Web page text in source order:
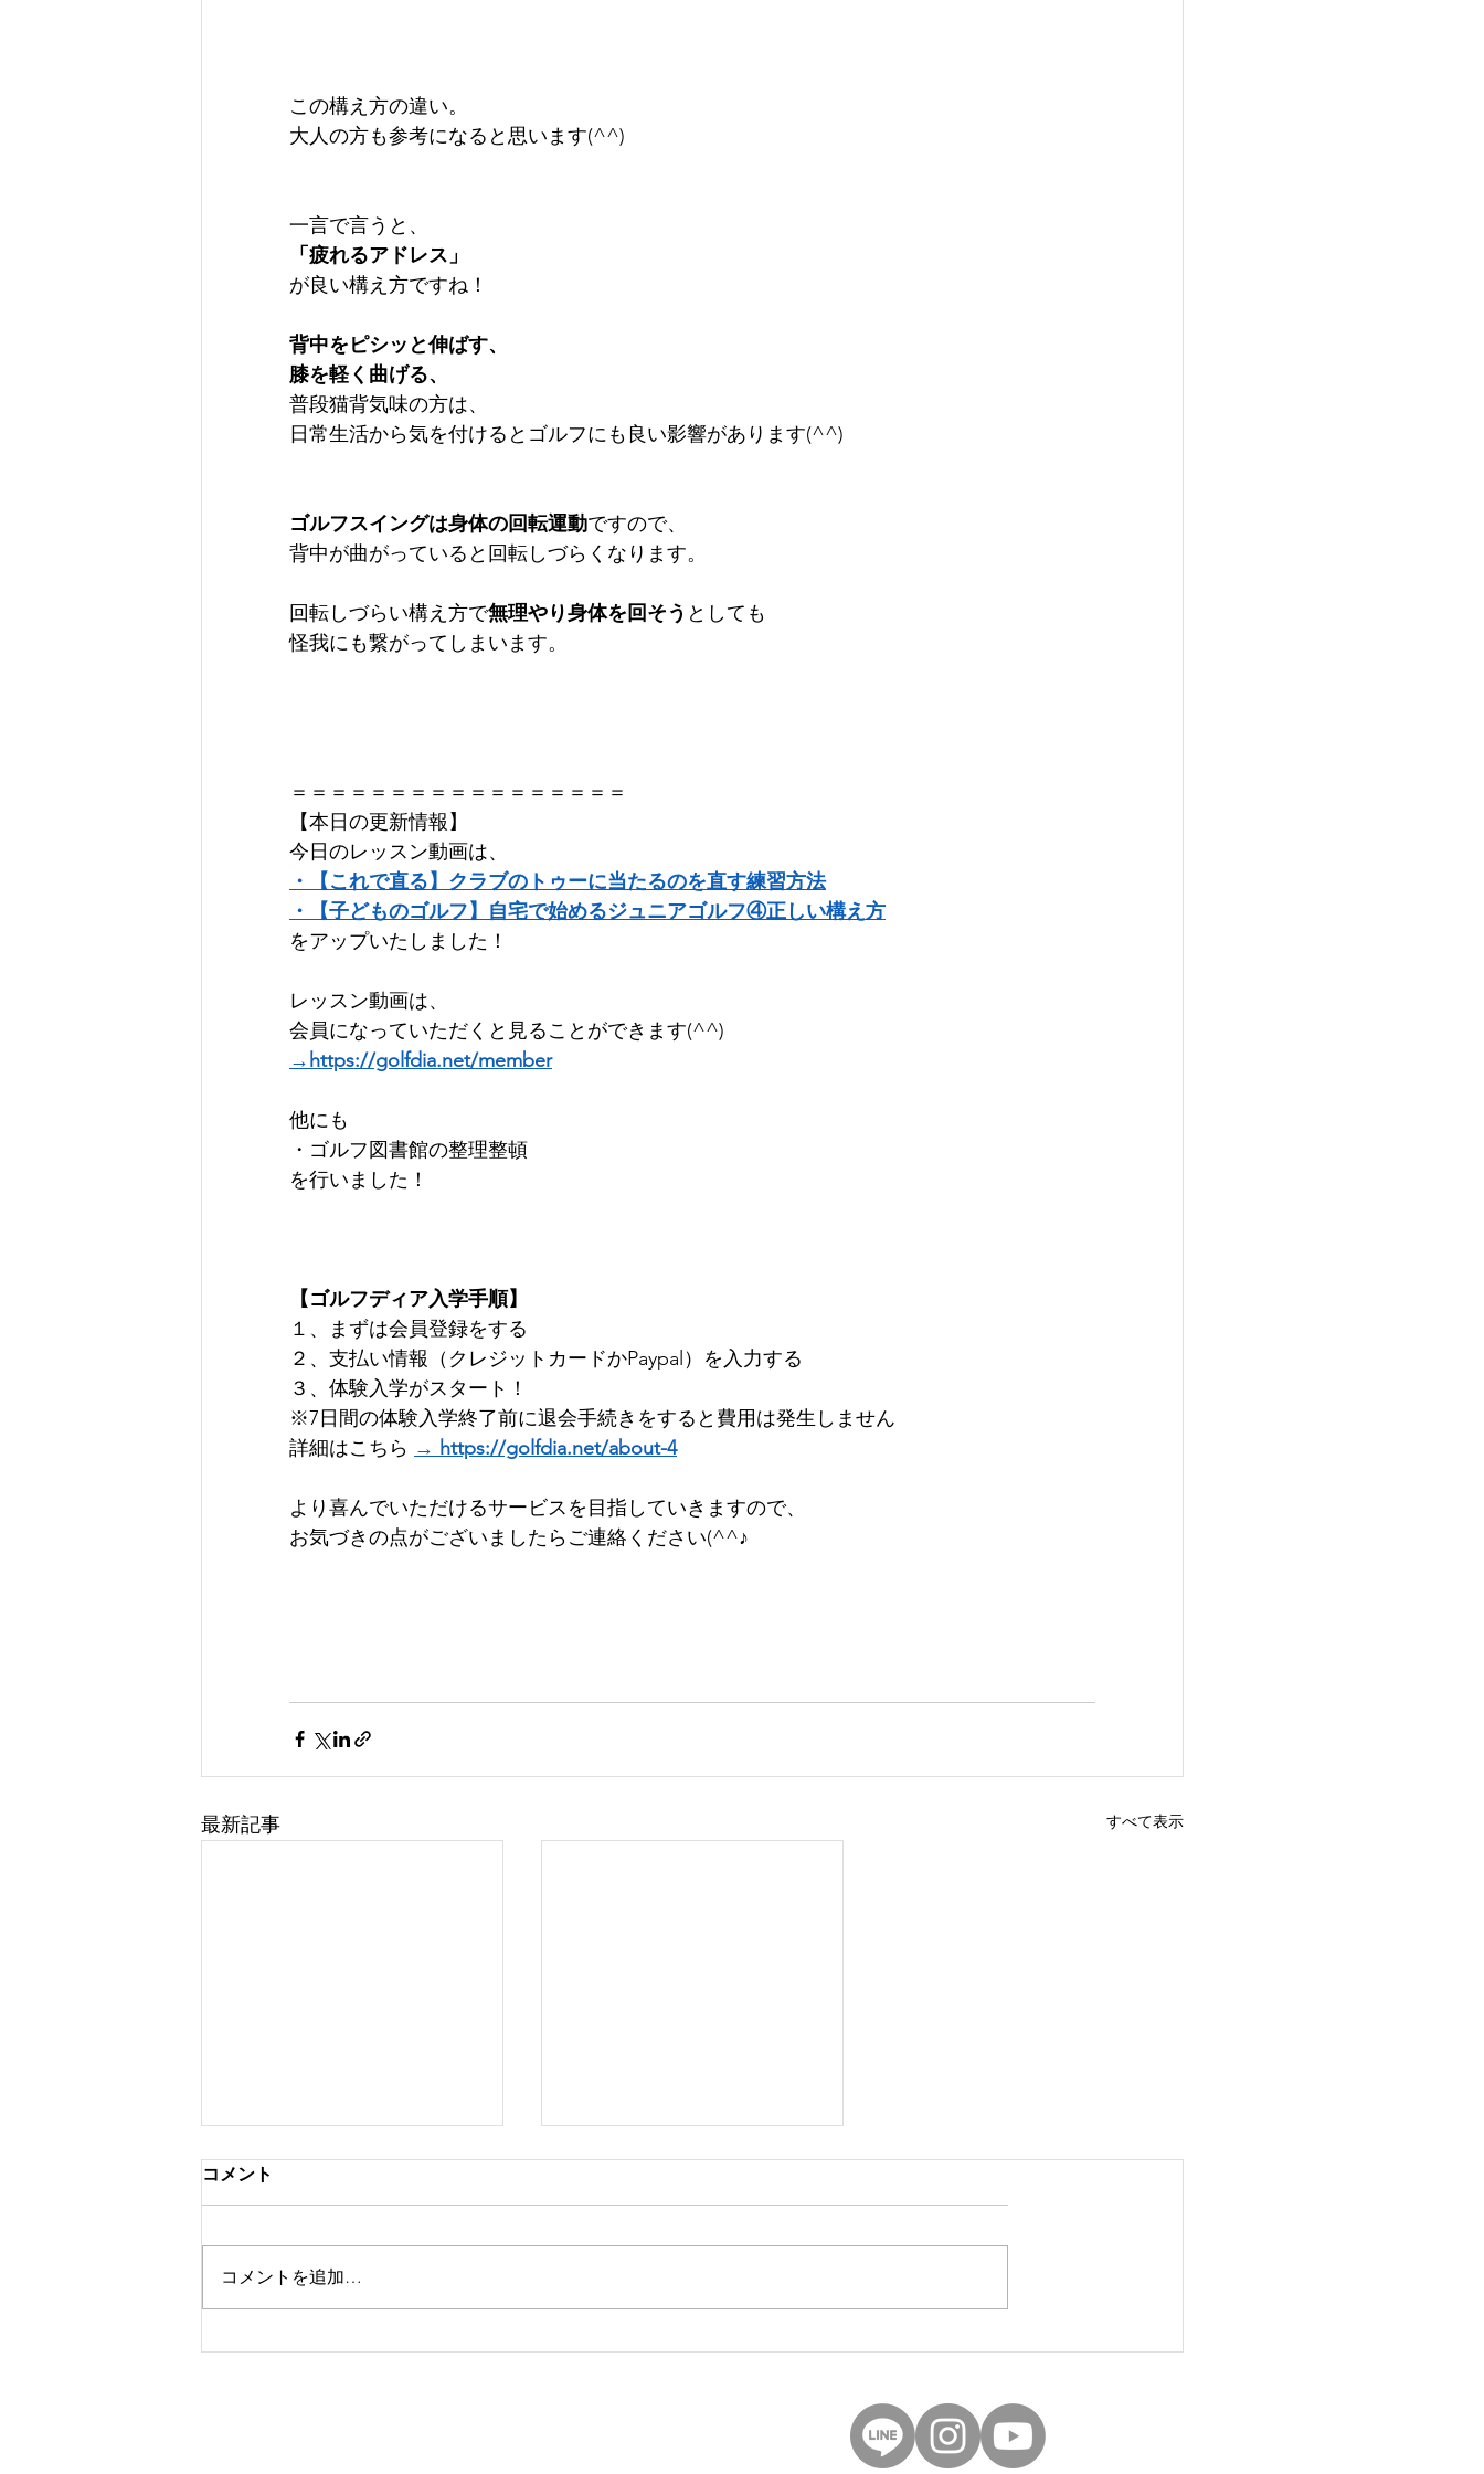
この構え方の違い。
大人の方も参考になると思います(^^)
一言で言うと、
「疲れるアドレス」
が良い構え方ですね！
背中をピシッと伸ばす、
膝を軽く曲げる、
普段猫背気味の方は、
日常生活から気を付けるとゴルフにも良い影響があります(^^)
ゴルフスイングは身体の回転運動ですので、
背中が曲がっていると回転しづらくなります。
回転しづらい構え方で無理やり身体を回そう としても
怪我にも繋がってしまいます。
＝＝＝＝＝＝＝＝＝＝＝＝＝＝＝＝＝
【本日の更新情報】
今日のレッスン動画は、
・【これで直る】クラブのトゥーに当たるのを直す練習方法
・【子どものゴルフ】自宅で始めるジュニアゴルフ④正しい構え方
をアップいたしました！
レッスン動画は、
会員になっていただくと見ることができます(^^)
→https://golfdia.net/member
他にも
・ゴルフ図書館の整理整頓
を行いました！
【ゴルフディア入学手順】
１、まずは会員登録をする ​
２、支払い情報（クレジットカードかPaypal）を入力する
３、体験入学がスタート！
※7日間の体験入学終了前に退会手続きをすると費用は発生しません
詳細はこちら → https://golfdia.net/about-4
より喜んでいただけるサービスを目指していきますので、
お気づきの点がございましたらご連絡ください(^^♪
最新記事 すべて表示
お知らせ
シミュレーションゴルフエ
コメント
コメントを追加…